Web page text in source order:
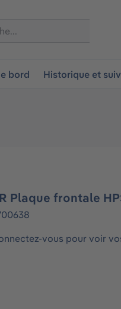
bord Historique et
Plaque frontale
vous pour voir